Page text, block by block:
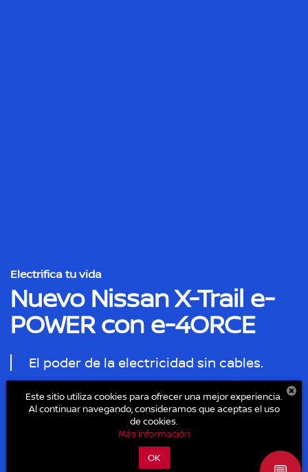
Electrifica tu vida
Nuevo Nissan X-Trail e-
POWER con e-4ORCE
El poder de la electricidad sin cables.
210 HP
Potencia
243 LB-PIE
Torque
3 cilindros
Motor 1.5L
4WD
Tracción
Este sitio utiliza cookies para ofrecer una mejor experiencia.
Al continuar navegando, consideramos que aceptas el uso
de cookies.
Más información
OK